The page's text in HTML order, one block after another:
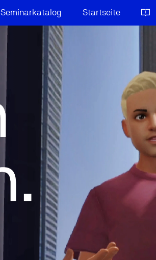
Seminarkatalog Startseite